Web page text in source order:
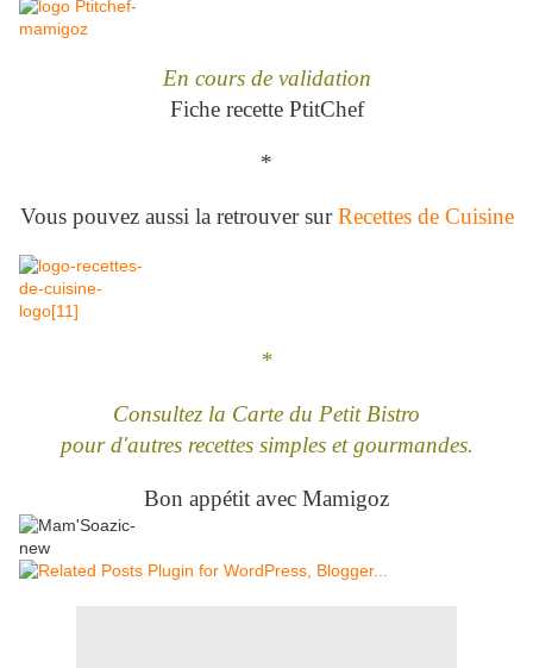
En cours de validation
Fiche recette PtitChef
*
Vous pouvez aussi la retrouver surRecettes de Cuisine
*
Consultez la Carte du Petit Bistro
pour d'autres recettes simples et gourmandes.
Bon appétit avec Mamigoz